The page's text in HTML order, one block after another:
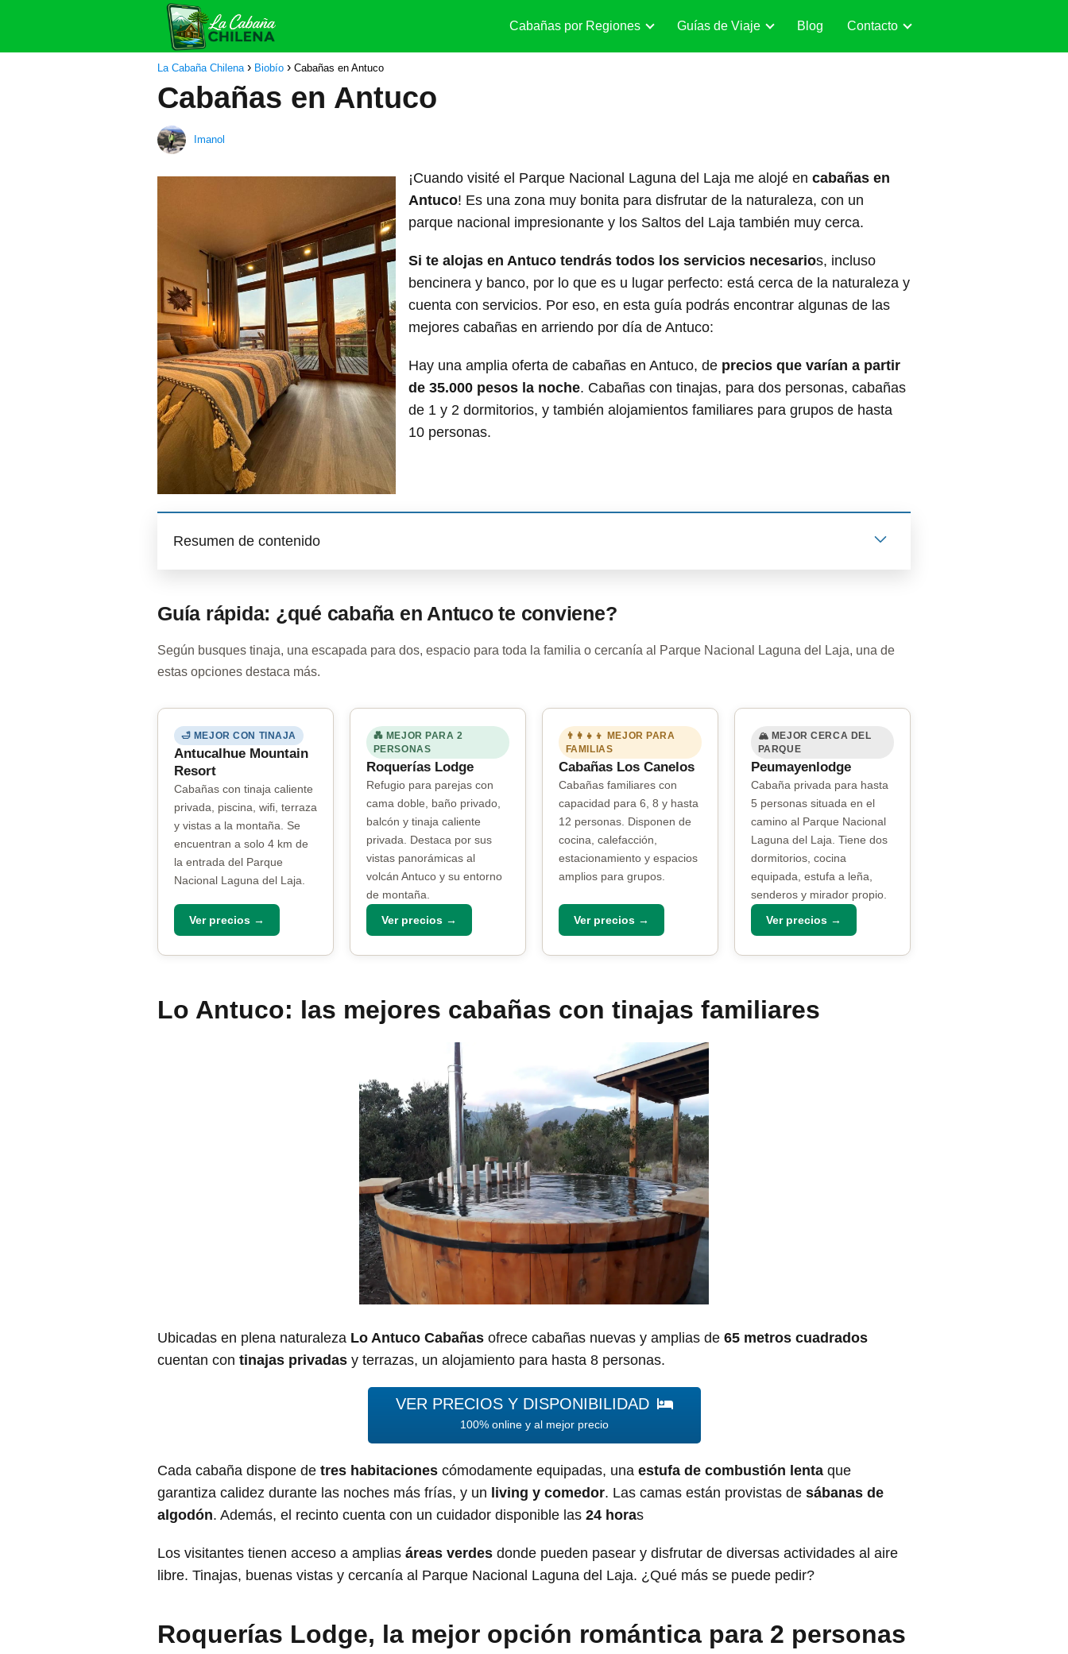
Cabañas por Regiones Guías de Viaje Blog Contacto
La Cabaña Chilena Biobío Cabañas en Antuco
Cabañas en Antuco
Imanol
¡Cuando visité el Parque Nacional Laguna del Laja me alojé en cabañas en
Antuco! Es una zona muy bonita para disfrutar de la naturaleza, con un
parque nacional impresionante y los Saltos del Laja también muy cerca.
Si te alojas en Antuco tendrás todos los servicios necesarios, incluso
bencinera y banco, por lo que es u lugar perfecto: está cerca de la naturaleza y
cuenta con servicios. Por eso, en esta guía podrás encontrar algunas de las
mejores cabañas en arriendo por día de Antuco:
Hay una amplia oferta de cabañas en Antuco, de precios que varían a partir
de 35.000 pesos la noche. Cabañas con tinajas, para dos personas, cabañas
de 1 y 2 dormitorios, y también alojamientos familiares para grupos de hasta
10 personas.
Resumen de contenido
Guía rápida: ¿qué cabaña en Antuco te conviene?
Según busques tinaja, una escapada para dos, espacio para toda la familia o cercanía al Parque Nacional Laguna del Laja, una de
estas opciones destaca más.
🛁 MEJOR CON TINAJA
Antucalhue Mountain
Resort
Cabañas con tinaja caliente
privada, piscina, wifi, terraza
y vistas a la montaña. Se
encuentran a solo 4 km de
la entrada del Parque
Nacional Laguna del Laja.
Ver precios →
💑 MEJOR PARA 2
PERSONAS
Roquerías Lodge
Refugio para parejas con
cama doble, baño privado,
balcón y tinaja caliente
privada. Destaca por sus
vistas panorámicas al
volcán Antuco y su entorno
de montaña.
Ver precios →
👨‍👩‍👧‍👦 MEJOR PARA
FAMILIAS
Cabañas Los Canelos
Cabañas familiares con
capacidad para 6, 8 y hasta
12 personas. Disponen de
cocina, calefacción,
estacionamiento y espacios
amplios para grupos.
Ver precios →
🏔️ MEJOR CERCA DEL
PARQUE
Peumayenlodge
Cabaña privada para hasta
5 personas situada en el
camino al Parque Nacional
Laguna del Laja. Tiene dos
dormitorios, cocina
equipada, estufa a leña,
senderos y mirador propio.
Ver precios →
Lo Antuco: las mejores cabañas con tinajas familiares
Ubicadas en plena naturaleza Lo Antuco Cabañas ofrece cabañas nuevas y amplias de 65 metros cuadrados
cuentan con tinajas privadas y terrazas, un alojamiento para hasta 8 personas.
VER PRECIOS Y DISPONIBILIDAD
100% online y al mejor precio
Cada cabaña dispone de tres habitaciones cómodamente equipadas, una estufa de combustión lenta que
garantiza calidez durante las noches más frías, y un living y comedor. Las camas están provistas de sábanas de
algodón. Además, el recinto cuenta con un cuidador disponible las 24 horas
Los visitantes tienen acceso a amplias áreas verdes donde pueden pasear y disfrutar de diversas actividades al aire
libre. Tinajas, buenas vistas y cercanía al Parque Nacional Laguna del Laja. ¿Qué más se puede pedir?
Roquerías Lodge, la mejor opción romántica para 2 personas